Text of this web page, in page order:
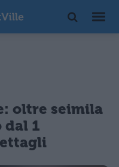
oltre seimila
1